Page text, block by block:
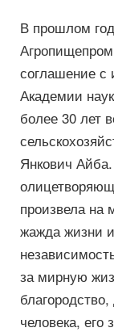
В прошлом
соглашение с
Академии
более 30 лет
Янкович Айба.
произвела на
жажда жизни
за мирную
человека, его